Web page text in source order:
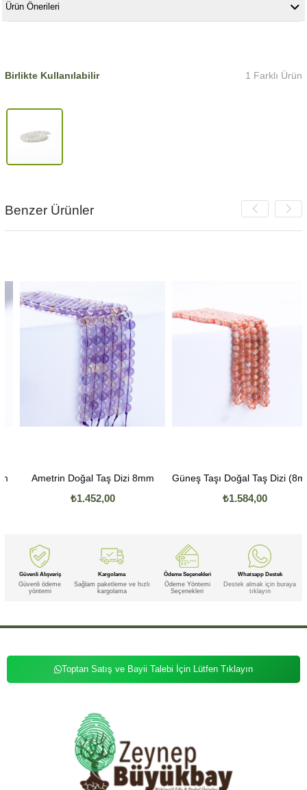
Ürün Önerileri
Birlikte Kullanılabilir 1 Farklı Ürün
Benzer Ürünler
Ametrin Doğal Taş Dizi 8mm
₺1.452,00
Güneş Taşı Doğal Taş Dizi (8mm Küre Kesim)
₺1.584,00
Güvenli Alışveriş
Güvenli ödeme
yöntemi
Kargolama
Sağlam paketleme ve hızlı
kargolama
Ödeme Seçenekleri
Ödeme Yöntemi
Seçenekleri
Whatsapp Destek
Destek almak için buraya
tıklayın
Toptan Satış ve Bayii Talebi İçin Lütfen Tıklayın